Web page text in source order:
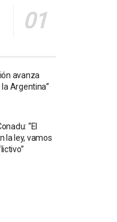
avanza
Argentina”
“El
la ley, vamos